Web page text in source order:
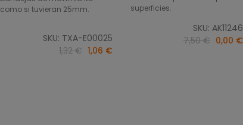
como si tuvieran 25mm.
SKU: TXA-E00025
1,32 € 1,06 €
superficies.
SKU: AK11246
7,50 € 0,00 €